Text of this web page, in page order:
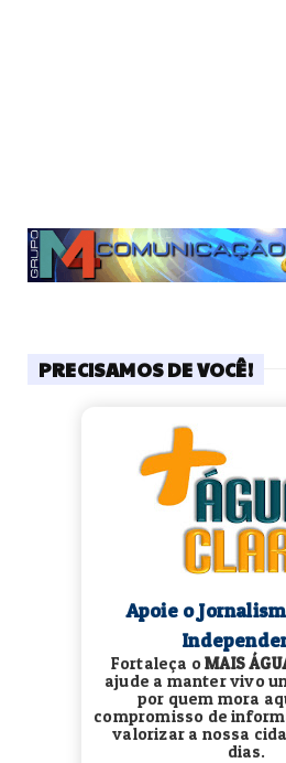
PRECISAMOS DE VOCÊ!
Apoie o
Fortaleça oMAIS
ajude a manter vivo
por quem mora
compromisso de
valorizar a nossa
dias.